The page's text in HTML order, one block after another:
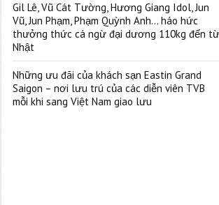
Gil Lê, Vũ Cát Tường, Hương Giang Idol, Jun
Vũ, Jun Phạm, Phạm Quỳnh Anh… háo hức
thưởng thức cá ngừ đại dương 110kg đến từ
Nhật
Những ưu đãi của khách sạn Eastin Grand
Saigon – nơi lưu trú của các diễn viên TVB
mỗi khi sang Việt Nam giao lưu